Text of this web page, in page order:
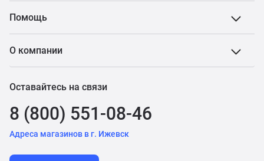
Помощь
О компании
Оставайтесь на связи
8 (800) 551-08-46
Адреса магазинов в г. Ижевск